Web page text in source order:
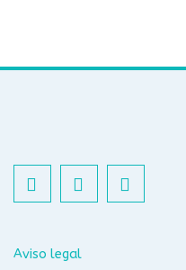
Aviso legal